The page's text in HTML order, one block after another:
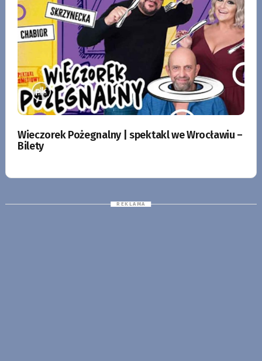
Wieczorek Pożegnalny | spektakl we Wrocławiu –
Bilety